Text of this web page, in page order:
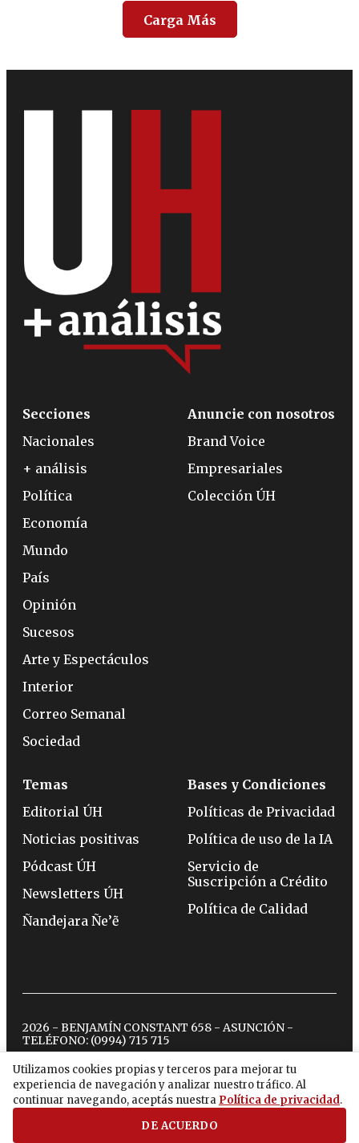
Carga Más
Utilizamos cookies propias y terceros para mejorar tu
experiencia de navegación y analizar nuestro tráfico. Al
continuar navegando, aceptás nuestra Política de privacidad.
DE ACUERDO
Secciones
Nacionales
+ análisis
Política
Economía
Mundo
País
Opinión
Sucesos
Arte y Espectáculos
Interior
Correo Semanal
Sociedad
Anuncie con nosotros
Brand Voice
Empresariales
Colección ÚH
Temas
Editorial ÚH
Noticias positivas
Pódcast ÚH
Newsletters ÚH
Ñandejara Ñe’ẽ
Bases y Condiciones
Políticas de Privacidad
Política de uso de la IA
Servicio de
Suscripción a Crédito
Política de Calidad
2026 - BENJAMÍN CONSTANT 658 - ASUNCIÓN -
TELÉFONO: (0994) 715 715
twitterinstagram
facebook
tiktokyoutubespotify